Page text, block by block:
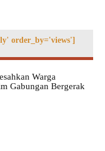
order_by='views']
Warga
Gabungan Bergerak